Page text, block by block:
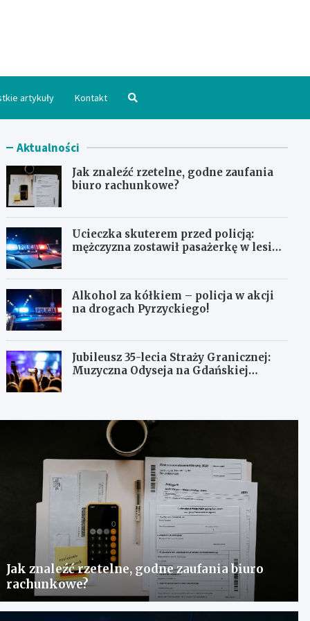
artykuły Kontakt
Aktualności
Jak znaleźć rzetelne, godne zaufania
biuro rachunkowe?
Ucieczka skuterem przed policją:
mężczyzna zostawił pasażerkę w lesie i
Alkohol za kółkiem – policja w akcji
na drogach Pyrzyckiego!
Jubileusz 35-lecia Straży Granicznej:
Muzyczna Odyseja na Gdańskiej
Jak znaleźć rzetelne, godne zaufania biuro
rachunkowe?